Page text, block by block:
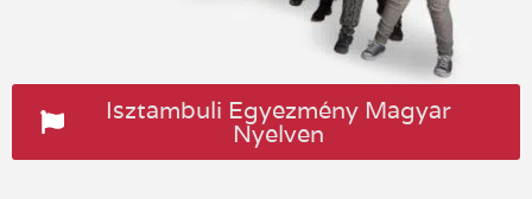
Isztambuli Egyezmény Magyar
Nyelven